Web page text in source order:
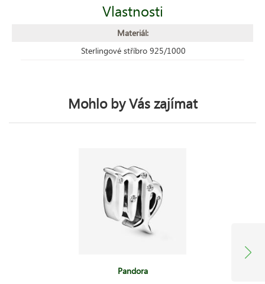
Vlastnosti
Materiál:
Sterlingové stříbro 925/1000
Mohlo by Vás zajímat
Pandora